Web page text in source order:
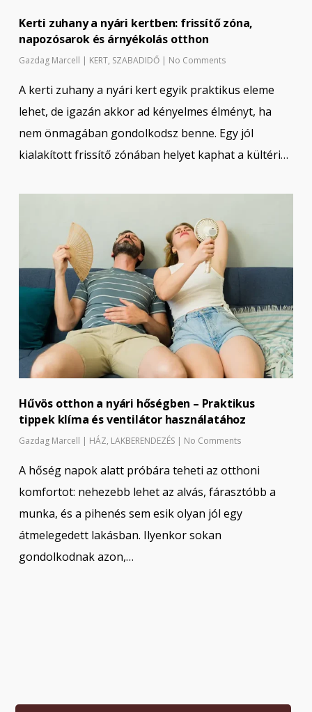
Kerti zuhany a nyári kertben: frissítő zóna,
napozósarok és árnyékolás otthon
Gazdag Marcell | KERT, SZABADIDŐ | No Comments
A kerti zuhany a nyári kert egyik praktikus eleme
lehet, de igazán akkor ad kényelmes élményt, ha
nem önmagában gondolkodsz benne. Egy jól
kialakított frissítő zónában helyet kaphat a kültéri…
Hűvös otthon a nyári hőségben – Praktikus
tippek klíma és ventilátor használatához
Gazdag Marcell | HÁZ, LAKBERENDEZÉS | No Comments
A hőség napok alatt próbára teheti az otthoni
komfortot: nehezebb lehet az alvás, fárasztóbb a
munka, és a pihenés sem esik olyan jól egy
átmelegedett lakásban. Ilyenkor sokan
gondolkodnak azon,…